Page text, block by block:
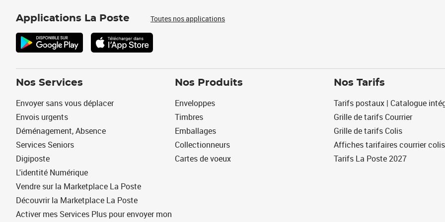
Applications La Poste Toutes nos applications
Nos Services
Envoyer sans vous déplacer
Envois urgents
Déménagement, Absence
Services Seniors
Digiposte
L'identité Numérique
Vendre sur la Marketplace La Poste
Découvrir la Marketplace La Poste
Activer mes Services Plus pour envoyer mon
Nos Produits
Enveloppes
Timbres
Emballages
Collectionneurs
Cartes de voeux
Nos Tarifs
Tarifs postaux | Catalogue
Grille de tarifs Courrier
Grille de tarifs Colis
Affiches tarifaires courrier colis
Tarifs La Poste 2027